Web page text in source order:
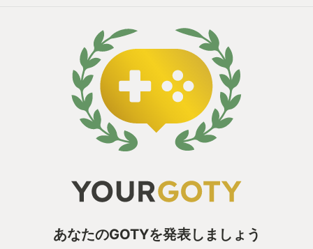
あなたのGOTYを発表しましょう